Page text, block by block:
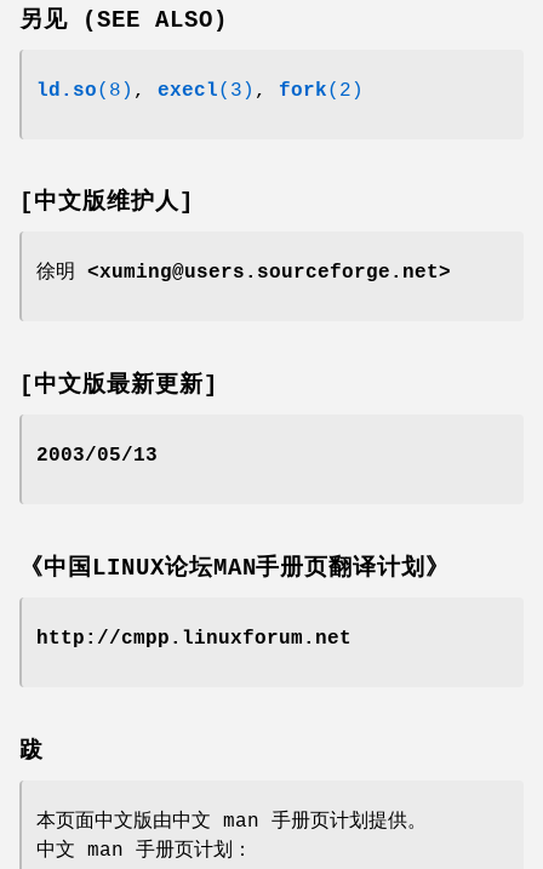
另见 (SEE ALSO)
ld.so(8) , execl(3) , fork(2)
[中文版维护人]
徐明 <xuming@users.sourceforge.net>
[中文版最新更新]
2003/05/13
《中国LINUX论坛MAN手册页翻译计划》
http://cmpp.linuxforum.net
跋
本页面中文版由中文 man 手册页计划提供。
中文 man 手册页计划：